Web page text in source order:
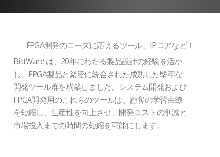
FPGA開発のニーズに応えるツール、IPコアなど！
BittWare は、20年にわたる製品設計の経験を活か
し、FPGA製品と緊密に統合された成熟した堅牢な
開発ツール群を構築しました。システム開発および
FPGA開発用のこれらのツールは、顧客の学習曲線
を短縮し、生産性を向上させ、開発コストの削減と
市場投入までの時間の短縮を可能にします。